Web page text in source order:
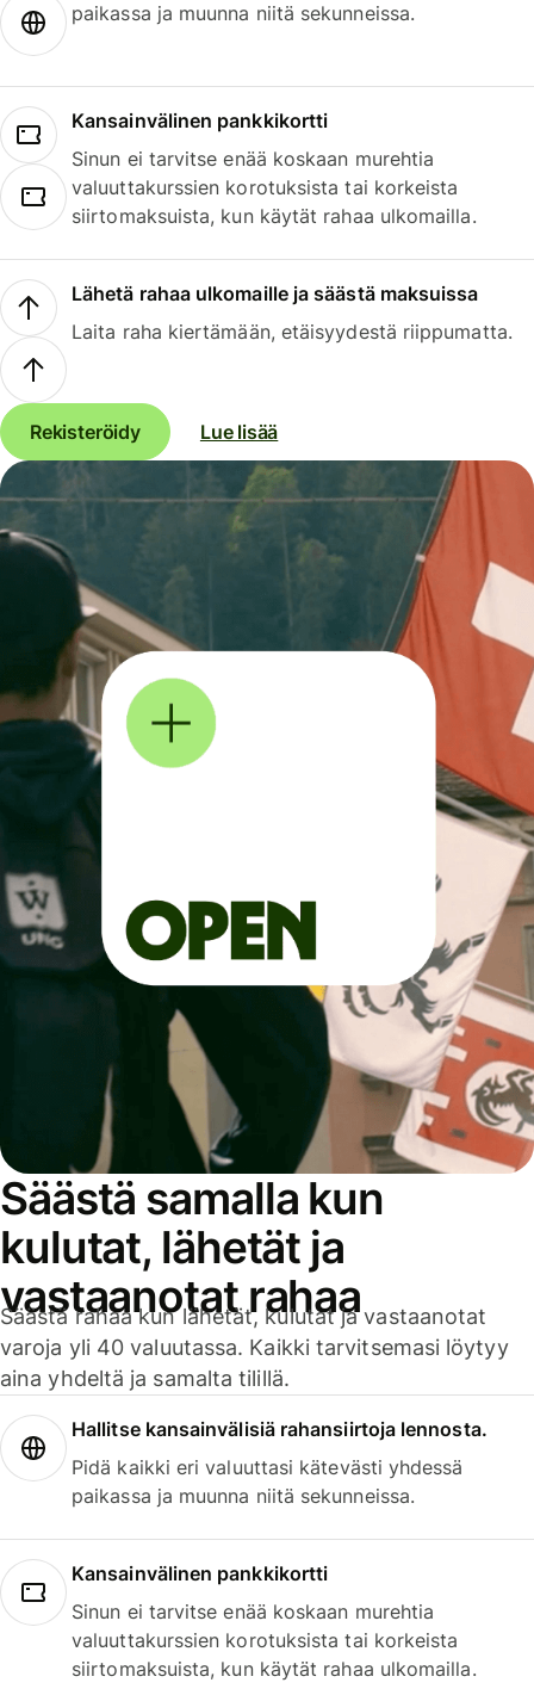
paikassa ja muunna niitä sekunneissa.
Kansainvälinen pankkikortti
Sinun ei tarvitse enää koskaan murehtia
valuuttakurssien korotuksista tai korkeista
siirtomaksuista, kun käytät rahaa ulkomailla.
Lähetä rahaa ulkomaille ja säästä maksuissa
Laita raha kiertämään, etäisyydestä riippumatta.
Rekisteröidy Lue lisää
Säästä samalla kun
kulutat, lähetät ja
vastaanotat rahaa
Säästä rahaa kun lähetät, kulutat ja vastaanotat
varoja yli 40 valuutassa. Kaikki tarvitsemasi löytyy
aina yhdeltä ja samalta tilillä.
Hallitse kansainvälisiä rahansiirtoja lennosta.
Pidä kaikki eri valuuttasi kätevästi yhdessä
paikassa ja muunna niitä sekunneissa.
Kansainvälinen pankkikortti
Sinun ei tarvitse enää koskaan murehtia
valuuttakurssien korotuksista tai korkeista
siirtomaksuista, kun käytät rahaa ulkomailla.